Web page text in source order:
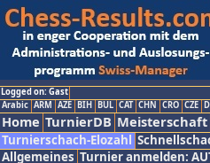
Logged on: Gast
Arabic ARM AZE BIH BUL CAT CHN CRO CZE
Home TurnierDB Meisterschaft
Turnierschach-Elozahl
Allgemeines Turnier anmelden: